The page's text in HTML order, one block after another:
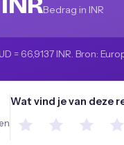
Bedrag in INR
= 66,9137 INR. Bron:
Wat vind je van deze